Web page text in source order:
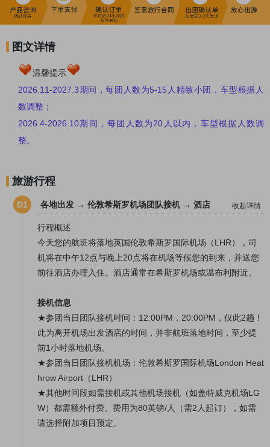
★【怀旧之旅】搭上复古氛围感满分的湖区蒸汽小火车，开启一趟
★【经典齐打卡
白金汉宫等一网打尽！
★ 探访索尔兹伯里的巨石阵的奥秘，感叹欧洲著名史前时代文化
神庙遗址的神奇！
★ 游览“世界十大至美户外剧场之一”米纳克剧场 ，建造者倾尽一生
开凿出的梦剧场！
还是网络评选，或是旅游网推荐：
★浓缩了亿万年历史的侏罗纪海岸 是英国美丽海岸线，
也是著名的
徒步圣地。
图文详情
温馨提示
2026.11-2027.3期间，每团人数为5-15 人精致小团，车型根据人
数调整；
2026.4-2026.10期间，每团人数为20 人以内，车型根据人数调
整。
旅游行程
D1 各地出发 → 伦敦希斯罗机场团队接机 → 酒店 收起详情
行程概述
今天您的航班将落地英国伦敦希斯罗国际机场（LHR），司
机将在中午12点与晚上20点将在机场等候您的到来，并送您
前往酒店办理入住。酒店通常在希斯罗机场或温布利附近。
接机信息
★参团当日团队接机时间： 12:00PM ，20:00PM ，仅此2趟！
此为离开机场出发酒店的时间，并非航班落地时间，至少提
前1小时落地机场。
★参团当日团队接机机场：伦敦希斯罗国际机场London Heat
hrow Airport（LHR）
★其他时间段如需接机或其他机场接机 （如盖特威克机场LG
W）都需额外付费。费用为80英镑/人（需2人起订），如需
请选择附加项目预定。